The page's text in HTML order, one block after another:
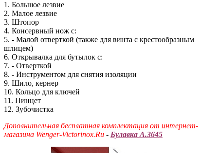
1. Большое лезвие
2. Малое лезвие
3. Штопор
4. Консервный нож с:
5. - Малой отверткой (также для винта с крестообразным
шлицем)
6. Открывалка для бутылок с:
7. - Отверткой
8. - Инструментом для снятия изоляции
9. Шило, кернер
10. Кольцо для ключей
11. Пинцет
12. Зубочистка
Дополнительная бесплатная комплектация от интернет-
магазина Wenger-Victorinox.Ru - Булавка A.3645